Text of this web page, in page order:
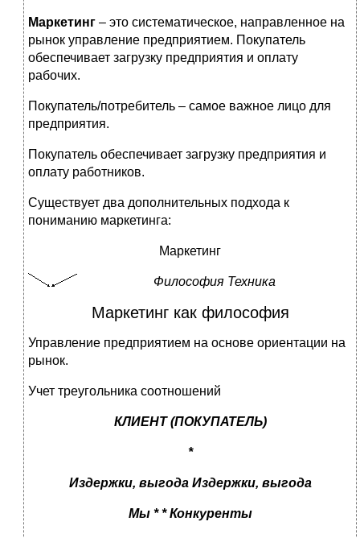
Маркетинг – это систематическое, направленное на
рынок управление предприятием. Покупатель
обеспечивает загрузку предприятия и оплату
рабочих.
Покупатель/потребитель – самое важное лицо для
предприятия.
Покупатель обеспечивает загрузку предприятия и
оплату работников.
Существует два дополнительных подхода к
пониманию маркетинга:
Маркетинг
Философия Техника
Маркетинг как философия
Управление предприятием на основе ориентации на
рынок.
Учет треугольника соотношений
КЛИЕНТ (ПОКУПАТЕЛЬ)
*
Издержки, выгода Издержки, выгода
Мы * * Конкуренты